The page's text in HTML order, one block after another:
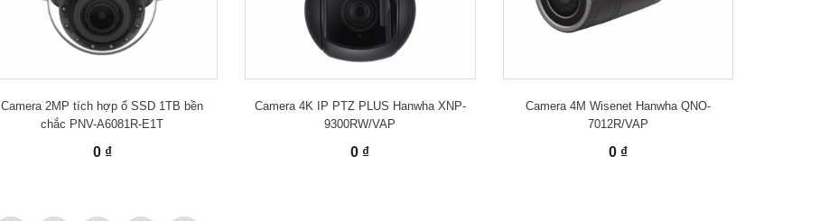
Camera 2MP tích hợp ổ SSD 1TB bền
chắc PNV-A6081R-E1T
0 ₫
Camera 4K IP PTZ PLUS Hanwha XNP-
9300RW/VAP
0 ₫
Camera 4M Wisenet Hanwha QNO-
7012R/VAP
0 ₫